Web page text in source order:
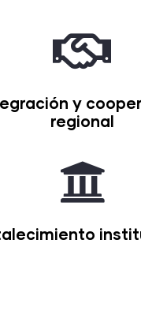
y
regional